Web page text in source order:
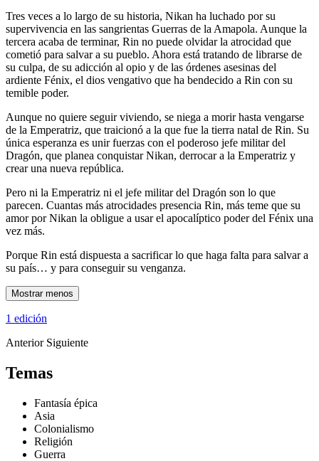
Tres veces a lo largo de su historia, Nikan ha luchado por su
supervivencia en las sangrientas Guerras de la Amapola. Aunque la
tercera acaba de terminar, Rin no puede olvidar la atrocidad que
cometió para salvar a su pueblo. Ahora está tratando de librarse de
su culpa, de su adicción al opio y de las órdenes asesinas del
ardiente Fénix, el dios vengativo que ha bendecido a Rin con su
temible poder.
Aunque no quiere seguir viviendo, se niega a morir hasta vengarse
de la Emperatriz, que traicionó a la que fue la tierra natal de Rin. Su
única esperanza es unir fuerzas con el poderoso jefe militar del
Dragón, que planea conquistar Nikan, derrocar a la Emperatriz y
crear una nueva república.
Pero ni la Emperatriz ni el jefe militar del Dragón son lo que
parecen. Cuantas más atrocidades presencia Rin, más teme que su
amor por Nikan la obligue a usar el apocalíptico poder del Fénix una
vez más.
Porque Rin está dispuesta a sacrificar lo que haga falta para salvar a
su país… y para conseguir su venganza.
Mostrar menos
1 edición
Anterior Siguiente
Temas
Fantasía épica
Asia
Colonialismo
Religión
Guerra